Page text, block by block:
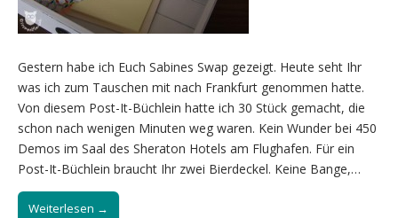
Gestern habe ich Euch Sabines Swap gezeigt. Heute seht Ihr
was ich zum Tauschen mit nach Frankfurt genommen hatte.
Von diesem Post-It-Büchlein hatte ich 30 Stück gemacht, die
schon nach wenigen Minuten weg waren. Kein Wunder bei 450
Demos im Saal des Sheraton Hotels am Flughafen. Für ein
Post-It-Büchlein braucht Ihr zwei Bierdeckel. Keine Bange,…
Weiterlesen →